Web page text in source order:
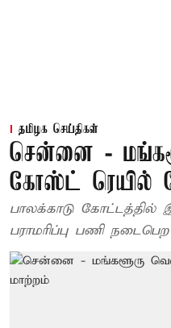
தமிழக செய்திகள்
சென்னை -
கோஸ்ட் ரெயில்
பாலக்காடு
பராமரிப்பு பணி